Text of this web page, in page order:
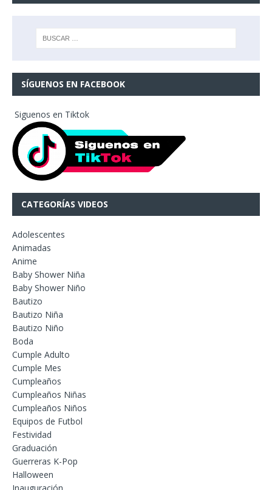
SÍGUENOS EN FACEBOOK
Siguenos en Tiktok
CATEGORÍAS VIDEOS
Adolescentes
Animadas
Anime
Baby Shower Niña
Baby Shower Niño
Bautizo
Bautizo Niña
Bautizo Niño
Boda
Cumple Adulto
Cumple Mes
Cumpleaños
Cumpleaños Niñas
Cumpleaños Niños
Equipos de Futbol
Festividad
Graduación
Guerreras K-Pop
Halloween